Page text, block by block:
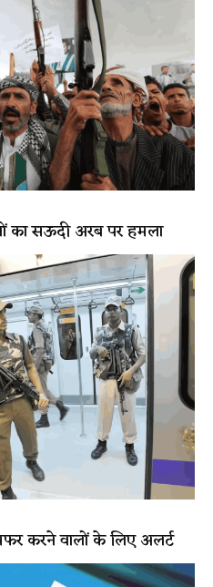
का सऊदी अरब पर हमला
करने वालों के लिए अलर्ट